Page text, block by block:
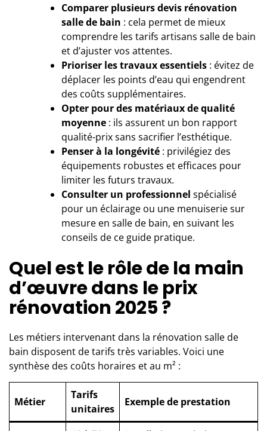
Comparer plusieurs devis rénovation
salle de bain : cela permet de mieux
comprendre les tarifs artisans salle de bain
et d’ajuster vos attentes.
Prioriser les travaux essentiels : évitez de
déplacer les points d’eau qui engendrent
des coûts supplémentaires.
Opter pour des matériaux de qualité
moyenne : ils assurent un bon rapport
qualité-prix sans sacrifier l’esthétique.
Penser à la longévité : privilégiez des
équipements robustes et efficaces pour
limiter les futurs travaux.
Consulter un professionnel spécialisé
pour un éclairage ou une menuiserie sur
mesure en salle de bain, en suivant les
conseils de ce guide pratique.
Quel est le rôle de la main
d’œuvre dans le prix
rénovation 2025 ?
Les métiers intervenant dans la rénovation salle de
bain disposent de tarifs très variables. Voici une
synthèse des coûts horaires et au m² :
Métier
Tarifs
unitaires
Exemple de prestation